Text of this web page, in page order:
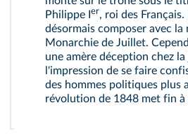
Philippe I er, roi des
désormais composer avec la
Monarchie de Juillet.
une amère déception chez la
l'impression de se faire
des hommes politiques plus
révolution de 1848 met fin à